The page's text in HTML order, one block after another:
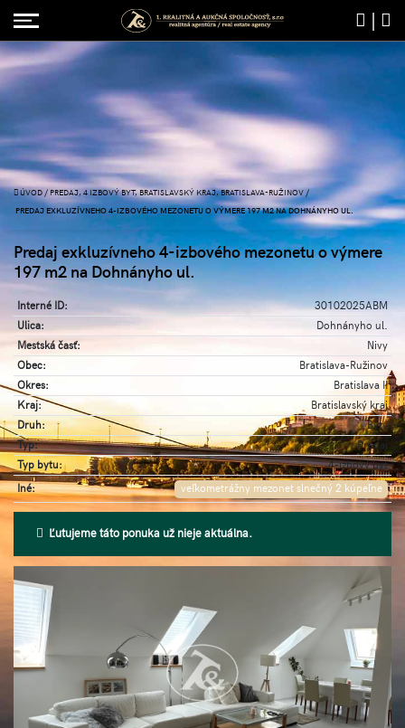
ÚVOD / PREDAJ, 4 IZBOVÝ BYT, BRATISLAVSKÝ KRAJ, BRATISLAVA-RUŽINOV/
PREDAJ EXKLUZÍVNEHO 4-IZBOVÉHO MEZONETU O VÝMERE 197 M2 NA DOHNÁNYHO UL.
Predaj exkluzívneho 4-izbového mezonetu o výmere
197 m2 na Dohnányho ul.
Interné ID:
30102025ABM
Ulica:
Dohnányho ul.
Mestská časť:
Nivy
Obec:
Bratislava-Ružinov
Okres:
Bratislava II
Kraj:
Bratislavský kraj
Druh:
Byty
Typ:
Predaj
Typ bytu:
4-izbový byt
Iné:
veľkometrážny mezonet slnečný 2 kúpeľne
Ľutujeme táto ponuka už nieje aktuálna.